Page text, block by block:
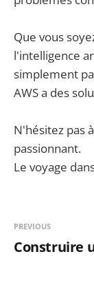
Que vous
l'intelligence
simplement
AWS a des
N'hésitez pas
passionnant.
Le voyage
PREVIOUS
Construire